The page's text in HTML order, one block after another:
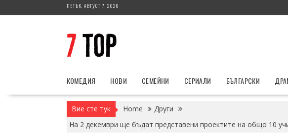
to
ПЕТЪК, АВГУСТ 7, 2026
КОМЕДИЯ НОВИ СЕМЕЙНИ СЕРИАЛИ БЪЛГАРСКИ
Вие сте тук Home
Други
На 2 декември ще бъдат представени проектите на общо 10